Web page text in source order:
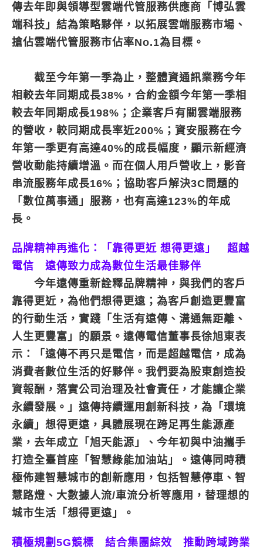
傳去年即與領導型雲端代管服務供應商「博弘雲
端科技」結為策略夥伴，以拓展雲端服務市場、
搶佔雲端代管服務市佔率No.1為目標。
截至今年第一季為止，整體資通訊業務今年
相較去年同期成長38%，合約金額今年第一季相
較去年同期成長198%；企業客戶有關雲端服務
的營收，較同期成長率近200%；資安服務在今
年第一季更有高達40%的成長幅度，顯示新經濟
營收動能持續增溫。而在個人用戶營收上，影音
串流服務年成長16%；協助客戶解決3C問題的
「數位萬事通」服務，也有高達123%的年成
長。
品牌精神再進化：「靠得更近 想得更遠」 超越
電信 遠傳致力成為數位生活最佳夥伴
今年遠傳重新詮釋品牌精神，與我們的客戶
靠得更近，為他們想得更遠；為客戶創造更豐富
的行動生活，實踐「生活有遠傳、溝通無距離、
人生更豐富」的願景。遠傳電信董事長徐旭東表
示：「遠傳不再只是電信，而是超越電信，成為
消費者數位生活的好夥伴。我們要為股東創造投
資報酬，落實公司治理及社會責任，才能讓企業
永續發展。」遠傳持續運用創新科技，為「環境
永續」想得更遠，具體展現在跨足再生能源產
業，去年成立「旭天能源」、今年初與中油攜手
打造全臺首座「智慧綠能加油站」。遠傳同時積
極佈建智慧城市的創新應用，包括智慧停車、智
慧路燈、大數據人流/車流分析等應用，替理想的
城市生活「想得更遠」。
積極規劃5G競標 結合集團綜效 推動跨域跨業